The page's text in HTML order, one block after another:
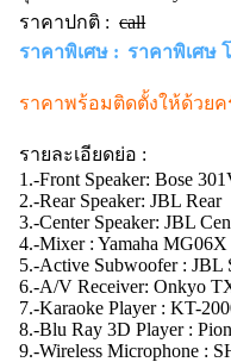
ราคาปกติ : call
ราคาพิเศษ : ราคาพิเศษ
ราคาพร้อมติดตั้งให้ด้วยค
รายละเอียดย่อ :
1.-Front Speaker: Bose
2.-Rear Speaker: JBL Rear
3.-Center Speaker: JBL
4.-Mixer : Yamaha MG06X
5.-Active Subwoofer : JBL
6.-A/V Receiver: Onkyo
7.-Karaoke Player : KT-
8.-Blu Ray 3D Player :
9.-Wireless Microphone :